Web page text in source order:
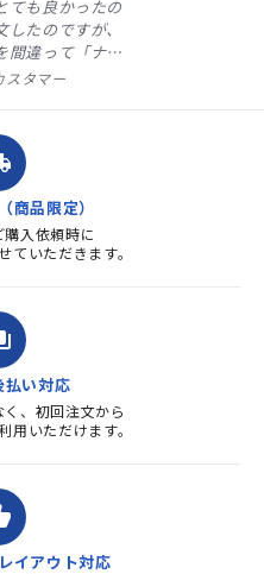
ても良かったの
たのですが、
間違って「ナチ
しまいました。
着も早く、品
で満足していま
ートするときは
タマー
商品限定）
入依頼時に
ていただきます。
払い対応
、初回注文から
用いただけます。
イアウト対応